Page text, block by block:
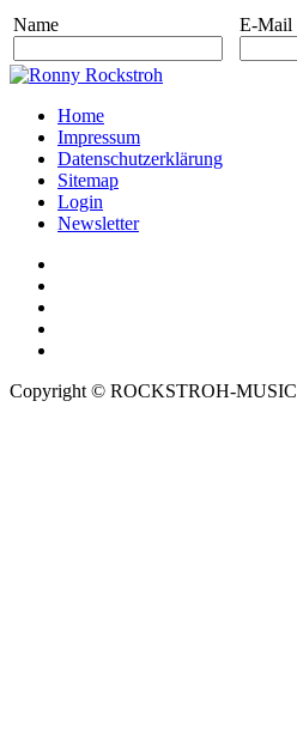
Name E-Mail
Home
Impressum
Datenschutzerklärung
Sitemap
Login
Newsletter
Copyright © ROCKSTROH-MUSIC